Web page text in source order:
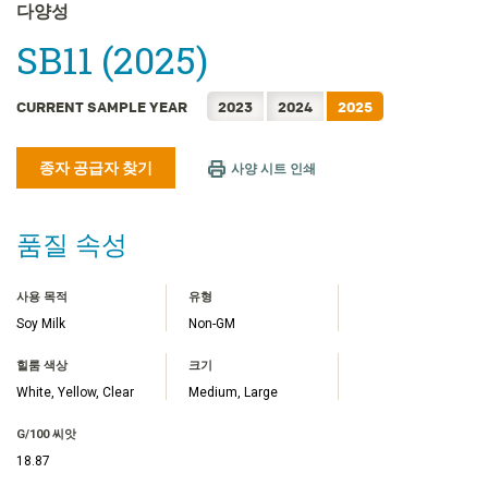
FRANÇAIS
简体中文
繁體中文
TIẾNG VIỆT
다양성
SB11 (2025)
CURRENT SAMPLE YEAR 2023 2024 2025
종자 공급자 찾기 사양 시트 인쇄
품질 속성
사용 목적
Soy Milk
유형
Non-GM
힐룸 색상
White, Yellow, Clear
크기
Medium, Large
G/100 씨앗
18.87